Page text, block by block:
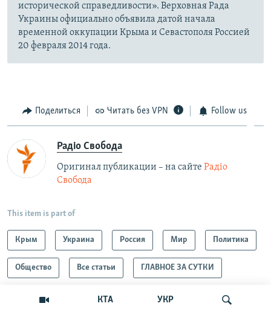
КТА УКР
исторической справедливости». Верховная Рада
Украины официально объявила датой начала
временной оккупации Крыма и Севастополя Россией
20 февраля 2014 года.
Поделиться Читать без VPN Follow us
Радіо Свобода
Оригинал публикации – на сайте Радіо
Свобода
This item is part of
Крым Украина Россия Мир Политика
Общество Все статьи ГЛАВНОЕ ЗА СУТКИ
Весь Крым